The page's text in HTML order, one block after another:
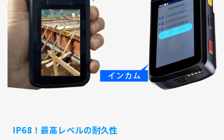
IP68！最高レベルの耐久性